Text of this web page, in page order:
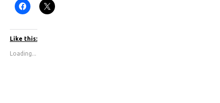
C
l
k
t
o
h
C
l
Like this:
Loading...